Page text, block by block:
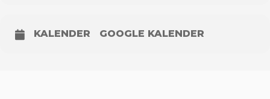
KALENDER GOOGLE KALENDER